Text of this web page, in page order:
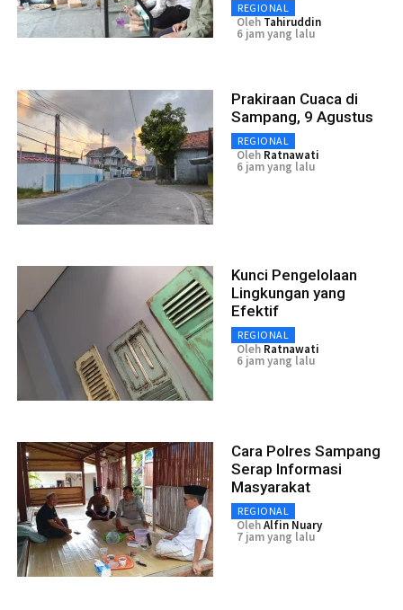
REGIONAL
Oleh Tahiruddin
6 jam yang lalu
Prakiraan Cuaca di
Sampang, 9 Agustus
REGIONAL
Oleh Ratnawati
6 jam yang lalu
Kunci Pengelolaan
Lingkungan yang
Efektif
REGIONAL
Oleh Ratnawati
6 jam yang lalu
Cara Polres Sampang
Serap Informasi
Masyarakat
REGIONAL
OlehAlfin Nuary
7 jam yang lalu